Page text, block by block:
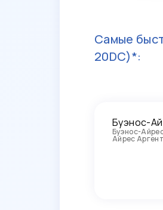
Самые
20DC)*:
Буэнос-
Буэнос-
Айрес